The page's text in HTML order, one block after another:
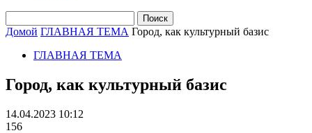
Домой ГЛАВНАЯ ТЕМА Город, как культурный базис
ГЛАВНАЯ ТЕМА
Город, как культурный базис
14.04.2023 10:12
156